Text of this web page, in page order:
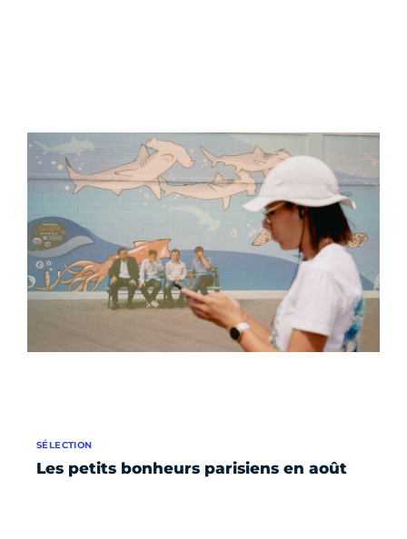
Les petits bonheurs parisiens en août
SÉLECTION